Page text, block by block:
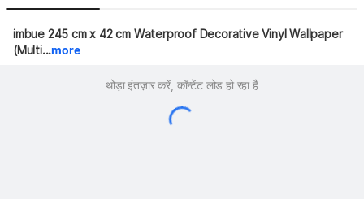
imbue 245 cm x 42 cm Waterproof Decorative Vinyl Wallpaper
(Multi...more
थोड़ा इंतज़ार करें, कॉन्टेंट लोड हो रहा है